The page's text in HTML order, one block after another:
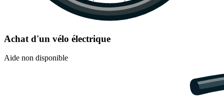
Achat d'un vélo électrique
Aide non disponible